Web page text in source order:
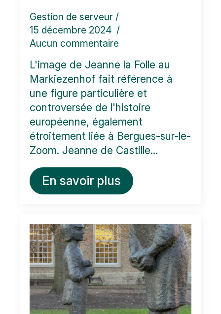
Gestion de serveur
15 décembre 2024
Aucun commentaire
L'image de Jeanne la Folle au
Markiezenhof fait référence à
une figure particulière et
controversée de l'histoire
européenne, également
étroitement liée à Bergues-sur-le-
Zoom. Jeanne de Castille…
En savoir plus